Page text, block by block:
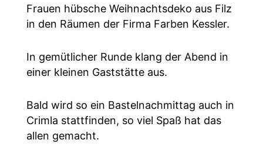
Frauen hübsche Weihnachtsdeko aus Filz
in den Räumen der Firma Farben Kessler.
In gemütlicher Runde klang der Abend in
einer kleinen Gaststätte aus.
Bald wird so ein Bastelnachmittag auch in
Crimla stattfinden, so viel Spaß hat das
allen gemacht.